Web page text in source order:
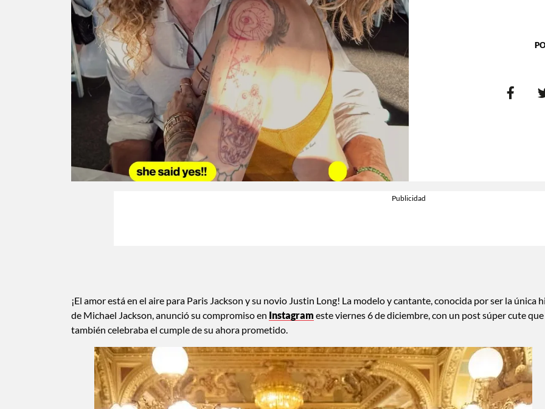
¡El amor está en el aire para Paris Jackson y su novio Justin Long! La modelo y cantante, conocida por ser la única
de Michael Jackson, anunció su compromiso en Instagram este viernes 6 de diciembre, con un post súper cute que
también celebraba el cumple de su ahora prometido.